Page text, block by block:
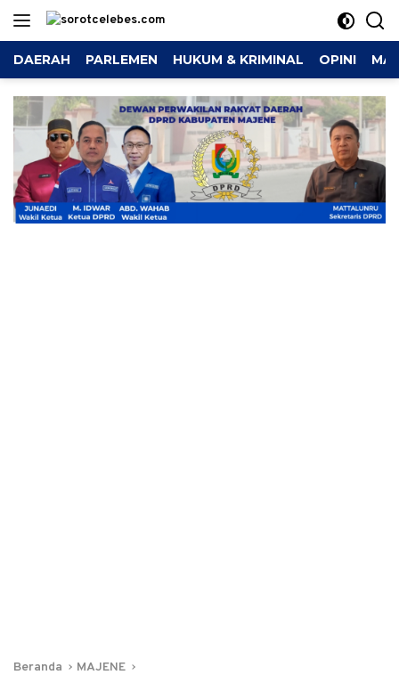
Langsung
DAERAH PARLEMEN HUKUM & KRIMINAL OPINI
Beranda MAJENE